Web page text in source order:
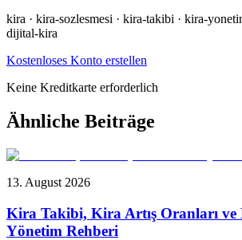
kira · kira-sozlesmesi · kira-takibi · kira-
dijital-kira
Kostenloses Konto erstellen
Keine Kreditkarte erforderlich
Ähnliche Beiträge
13. August 2026
Kira Takibi, Kira Artış Oranları
Yönetim Rehberi